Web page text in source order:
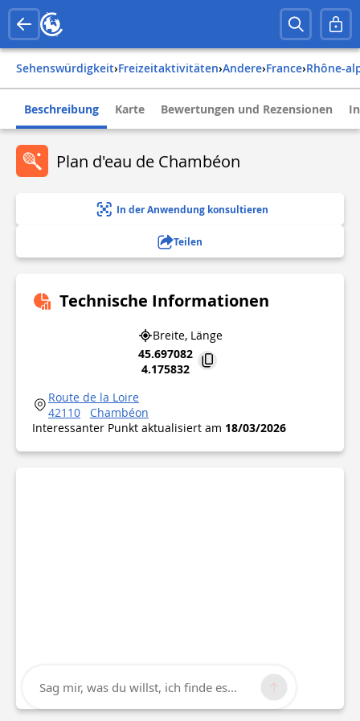
Sehenswürdigkeit› Freizeitaktivitäten› Andere› france› rhône-
Beschreibung Karte Bewertungen und Rezensionen
Plan d'eau de Chambéon
In der Anwendung konsultieren
Teilen
Technische Informationen
Breite, Länge
45.697082
4.175832
Route de la Loire
42110
Chambéon
Interessanter Punkt aktualisiert am 18/03/2026
Sag mir, was du willst, ich finde es...